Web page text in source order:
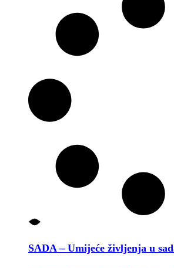
SADA – Umijeće življenja u